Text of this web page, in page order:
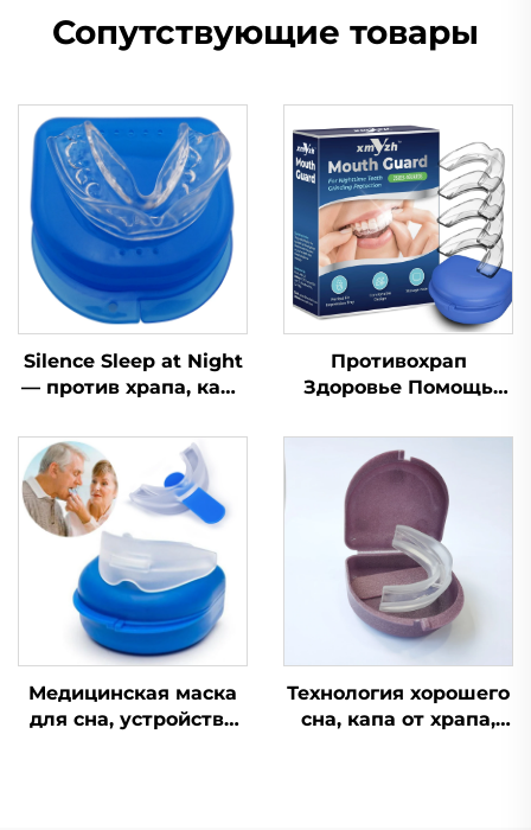
Сопутствующие товары
Silence Sleep at Night
— против храпа, капа
скрежета зубами
ночная, средство от
храпа для зубов
Противохрап
Здоровье Помощь
зубов Защитные
капы для зубов
Средство от храпа
Приспособление для
остановки дыхания
ртом во сне Лента
для рта
Медицинская маска
для сна, устройство
Технология хорошего
сна, капа от храпа,